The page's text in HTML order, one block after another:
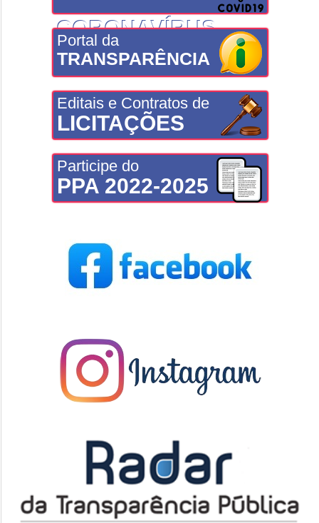
CORONAVÍRUS
Portal da
TRANSPARÊNCIA
Editais e Contratos de
LICITAÇÕES
Participe do
PPA 2022-2025